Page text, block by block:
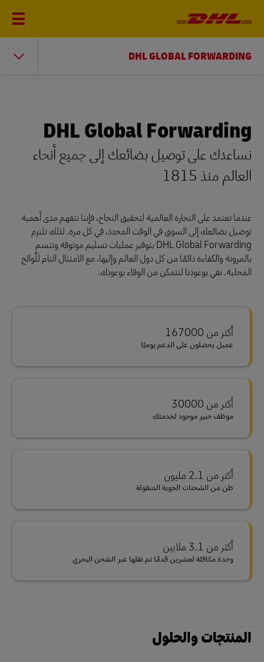
DHL GLOBAL FORWARDING
DHL Global Forwarding
نساعدك على توصيل بضائعك إلى جميع أنحاء
العالم منذ 1815
عندما تعتمد على التجارة العالمية لتحقيق النجاح، فإننا نتفهم مدى أهمية
توصيل بضائعك إلى السوق في الوقت المحدد، في كل مرة. لذلك تلتزم
DHL Global Forwarding بتوفير عمليات تسليم موثوقة وتتسم
بالمرونة والكفاءة دائمًا من كل دول العالم وإليها، مع الامتثال التام للّوائح
المحلية. نفي بوعودنا لتتمكن من الوفاء بوعودك.
أكثر من 167000
عميل يحصلون على الدعم يوميًا
أكثر من‎30000 ‎
موظف خبير موجود لخدمتك
أكثر من 2.1 مليون
طن من الشحنات الجوية المنقولة
أكثر من 3.1 ملايين
وحدة مكافئة لعشرين قدمًا تم نقلها عبر الشحن البحري
المنتجات والحلول